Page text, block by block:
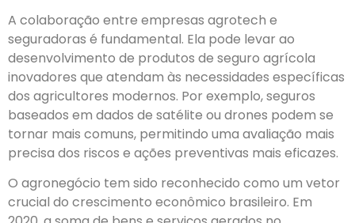
A colaboração entre empresas agrotech e
seguradoras é fundamental. Ela pode levar ao
desenvolvimento de produtos de seguro agrícola
inovadores que atendam às necessidades específicas
dos agricultores modernos. Por exemplo, seguros
baseados em dados de satélite ou drones podem se
tornar mais comuns, permitindo uma avaliação mais
precisa dos riscos e ações preventivas mais eficazes.
O agronegócio tem sido reconhecido como um vetor
crucial do crescimento econômico brasileiro. Em